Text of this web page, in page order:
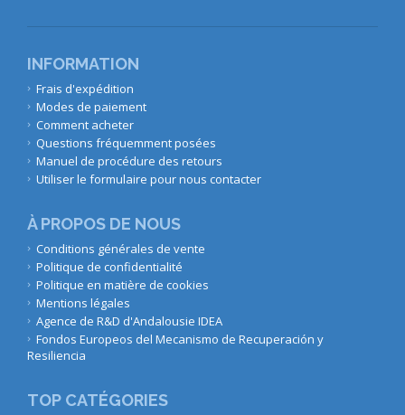
INFORMATION
Frais d'expédition
Modes de paiement
Comment acheter
Questions fréquemment posées
Manuel de procédure des retours
Utiliser le formulaire pour nous contacter
À PROPOS DE NOUS
Conditions générales de vente
Politique de confidentialité
Politique en matière de cookies
Mentions légales
Agence de R&D d'Andalousie IDEA
Fondos Europeos del Mecanismo de Recuperación y
Resiliencia
TOP CATÉGORIES